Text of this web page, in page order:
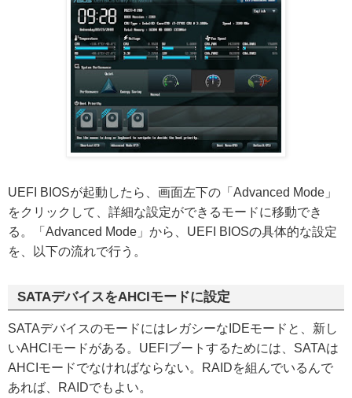
UEFI BIOSが起動したら、画面左下の「Advanced Mode」
をクリックして、詳細な設定ができるモードに移動でき
る。「Advanced Mode」から、UEFI BIOSの具体的な設定
を、以下の流れで行う。
SATAデバイスをAHCIモードに設定
SATAデバイスのモードにはレガシーなIDEモードと、新し
いAHCIモードがある。UEFIブートするためには、SATAは
AHCIモードでなければならない。RAIDを組んでいるんで
あれば、RAIDでもよい。